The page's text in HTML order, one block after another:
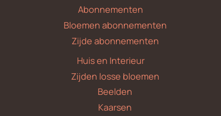
Abonnementen
Bloemen abonnementen
Zijde abonnementen
Huis en Interieur
Zijden losse bloemen
Beelden
Kaarsen